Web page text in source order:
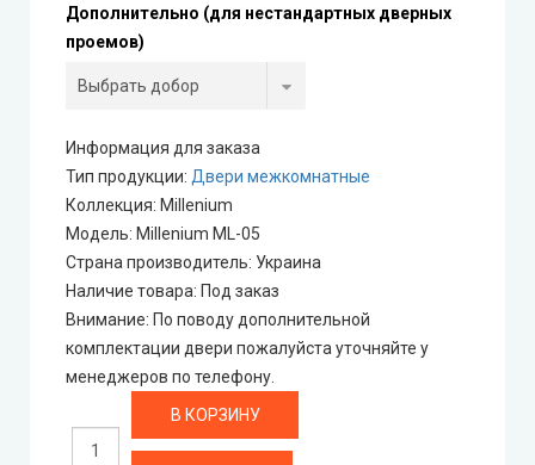
CITY (Сити крашенные двери)
Free Style doors (Фри Стайл под покраску)
Контур
Danapris Doors (Данаприс Дорс)
DRUID (Друид)
Дополнительно (для нестандартных дверных
проемов)
Информация для заказа
Тип продукции: Двери межкомнатные
Коллекция: Millenium
Модель: Millenium ML-05
Страна производитель: Украина
Наличие товара: Под заказ
Внимание: По поводу дополнительной
комплектации двери пожалуйста уточняйте у
менеджеров по телефону.